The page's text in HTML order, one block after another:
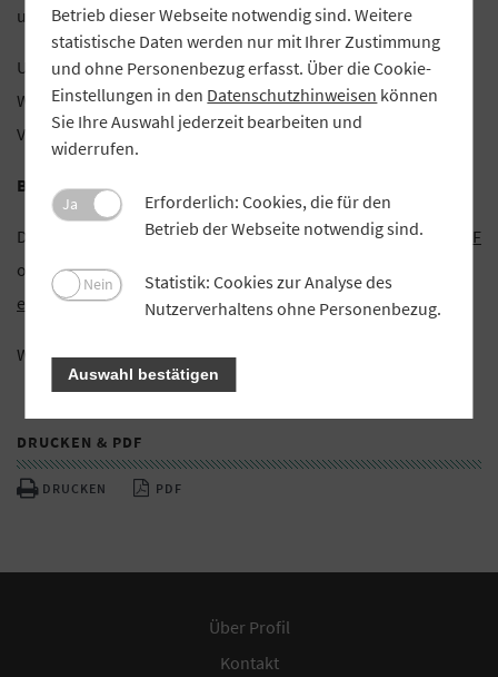
unsere Region liegen uns besonders am Herzen.
Unsere Mitarbeiter tragen einen großen Teil dazu bei, diese
Werte auch zukünftig zu festigen. Deshalb suchen wir zur
Verstärkung unseres Teams zum nächstmöglichen Zeitpunkt:
Bereichsleiter (m/w/d) für die Interne Revision
Details erfahren Sie gerne in derStellenausschreibung als PDF
oder direkt auf unserer Homepage unter
ebn.de/stellenangebote.
Wir freuen uns auf Sie!
DRUCKEN & PDF
DRUCKEN PDF
Über Profil
Kontakt
Betrieb dieser Webseite notwendig sind. Weitere
statistische Daten werden nur mit Ihrer Zustimmung
und ohne Personenbezug erfasst. Über die Cookie-
Einstellungen in den Datenschutzhinweisen können
Sie Ihre Auswahl jederzeit bearbeiten und
widerrufen.
Ja
Erforderlich: Cookies, die für den
Betrieb der Webseite notwendig sind.
Nein
Statistik: Cookies zur Analyse des
Nutzerverhaltens ohne Personenbezug.
Auswahl bestätigen